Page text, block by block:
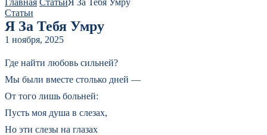
Главная СтатьиЯ За Тебя Умру
Статьи
Я За Тебя Умру
1 ноября, 2025
Где найти любовь сильней?
Мы были вместе столько дней —
От того лишь больней:
Пусть моя душа в слезах,
Но эти слезы на глазах